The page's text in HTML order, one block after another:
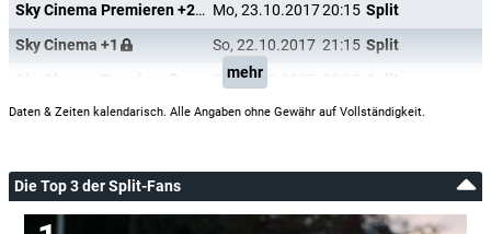
Sky Cinema Premieren +24 Mo, 23.10.201720:15 Split
Sky Cinema +1
So, 22.10.2017 21:15 Split
So, 22.10.2017
mehr
Daten & Zeiten kalendarisch. Alle Angaben ohne Gewähr auf Vollständigkeit.
Die Top 3 der Split-Fans